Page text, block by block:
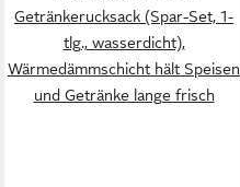
Getränkerucksack (Spar-Set, 1-
tlg., wasserdicht),
Wärmedämmschicht hält Speisen
und Getränke lange frisch